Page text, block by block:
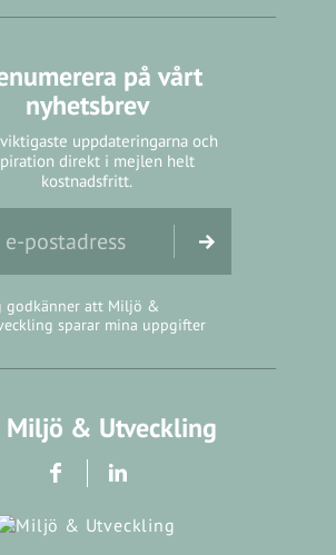
på vårt
nyhetsbrev
uppdateringarna och
direkt i mejlen helt
kostnadsfritt.
godkänner att Miljö &
sparar mina uppgifter
Miljö & Utveckling